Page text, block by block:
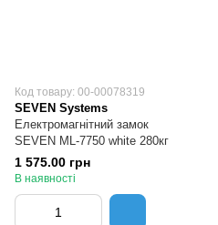
Код товару: 00-00078319
SEVEN Systems
Електромагнітний замок
SEVEN ML-7750 white 280кг
1 575.00 грн
В наявності